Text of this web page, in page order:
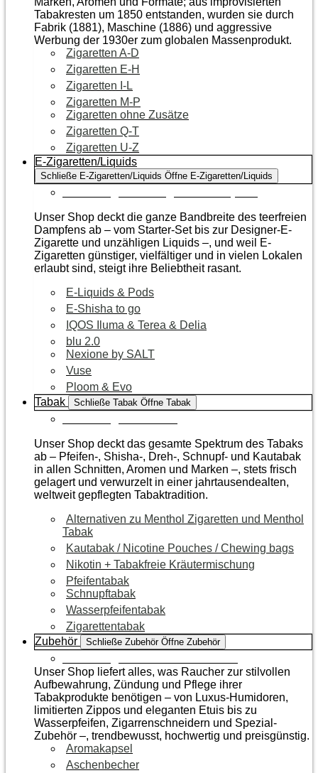
Tabakresten um 1850 entstanden, wurden sie durch
Fabrik (1881), Maschine (1886) und aggressive
Werbung der 1930er zum globalen Massenprodukt.
Zigaretten A-D
Zigaretten E-H
Zigaretten I-L
Zigaretten M-P
Zigaretten ohne Zusätze
Zigaretten Q-T
Zigaretten U-Z
E-Zigaretten/Liquids
Schließe E-Zigaretten/Liquids Öffne E-Zigaretten/Liquids
Unser Shop deckt die ganze Bandbreite des teerfreien
Dampfens ab – vom Starter-Set bis zur Designer-E-
Zigarette und unzähligen Liquids –, und weil E-
Zigaretten günstiger, vielfältiger und in vielen Lokalen
erlaubt sind, steigt ihre Beliebtheit rasant.
E-Liquids & Pods
E-Shisha to go
IQOS Iluma & Terea & Delia
blu 2.0
Nexione by SALT
Vuse
Ploom & Evo
Tabak
Schließe Tabak Öffne Tabak
Unser Shop deckt das gesamte Spektrum des Tabaks
ab – Pfeifen-, Shisha-, Dreh-, Schnupf- und Kautabak
in allen Schnitten, Aromen und Marken –, stets frisch
gelagert und verwurzelt in einer jahrtausendealten,
weltweit gepflegten Tabaktradition.
Alternativen zu Menthol Zigaretten und Menthol
Tabak
Kautabak / Nicotine Pouches / Chewing bags
Nikotin + Tabakfreie Kräutermischung
Pfeifentabak
Schnupftabak
Wasserpfeifentabak
Zigarettentabak
Zubehör
Schließe Zubehör Öffne Zubehör
Unser Shop liefert alles, was Raucher zur stilvollen
Aufbewahrung, Zündung und Pflege ihrer
Tabakprodukte benötigen – von Luxus-Humidoren,
limitierten Zippos und eleganten Etuis bis zu
Wasserpfeifen, Zigarrenschneidern und Spezial-
Zubehör –, trendbewusst, hochwertig und preisgünstig.
Aromakapsel
Aschenbecher